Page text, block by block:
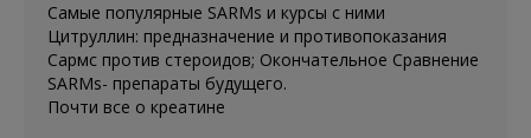
Cамые популярные SARMs и курсы с ними
Цитруллин: предназначение и противопоказания
Сармс против стероидов; Окончательное Сравнение
SARMs- препараты будущего.
Почти все о креатине